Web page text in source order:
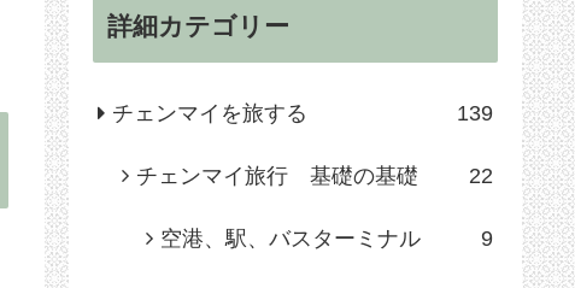
詳細カテゴリー
チェンマイを旅する 139
チェンマイ旅行 基礎の基礎 22
空港、駅、バスターミナル 9